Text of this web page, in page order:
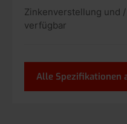
Zinkenverstellung und
verfügbar
Alle Spezifikationen